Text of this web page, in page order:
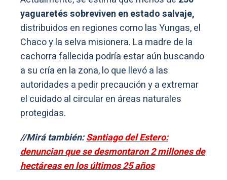
yaguaretés sobreviven en estado salvaje,
distribuidos en regiones como las Yungas, el
Chaco y la selva misionera. La madre de la
cachorra fallecida podría estar aún buscando
a su cría en la zona, lo que llevó a las
autoridades a pedir precaución y a extremar
el cuidado al circular en áreas naturales
protegidas.
//Mirá también:Santiago del Estero:
denuncian que se desmontaron 2 millones de
hectáreas en los últimos 25 años